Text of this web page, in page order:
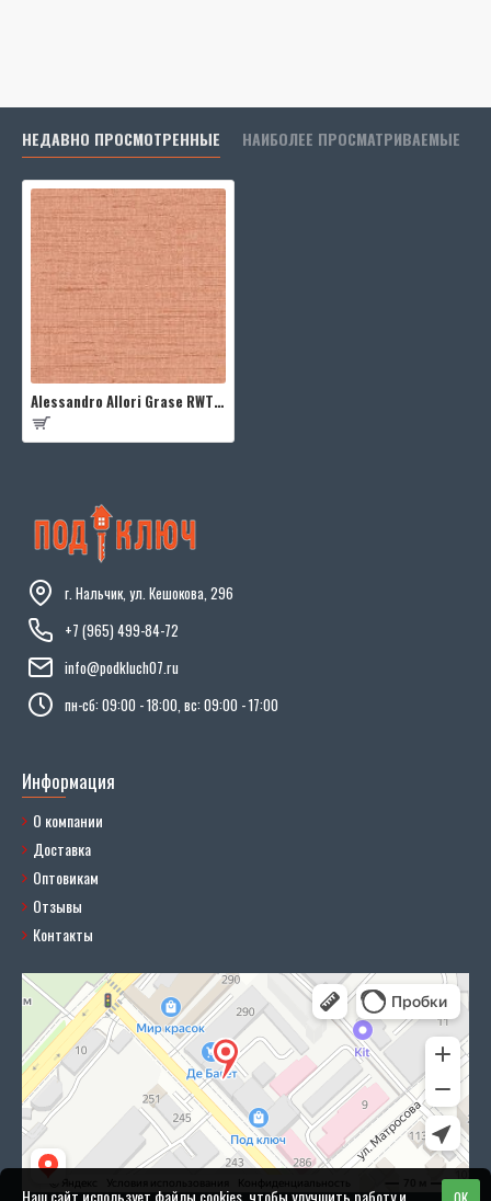
НЕДАВНО ПРОСМОТРЕННЫЕ НАИБОЛЕЕ ПРОСМАТРИВАЕМЫЕ
Alessandro Allori Grase RWT1807-10
г. Нальчик, ул. Кешокова, 296
+7 (965) 499-84-72
info@podkluch07.ru
пн-сб: 09:00 - 18:00, вс: 09:00 - 17:00
Информация
О компании
Доставка
Оптовикам
Отзывы
Контакты
Наш сайт использует файлы cookies, чтобы улучшить работу и